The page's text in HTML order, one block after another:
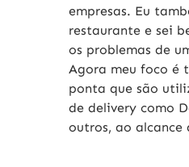
empresas. Eu
restaurante e sei
os problemas de
Agora meu foco é
ponta que são
de delivery como
outros, ao alcance